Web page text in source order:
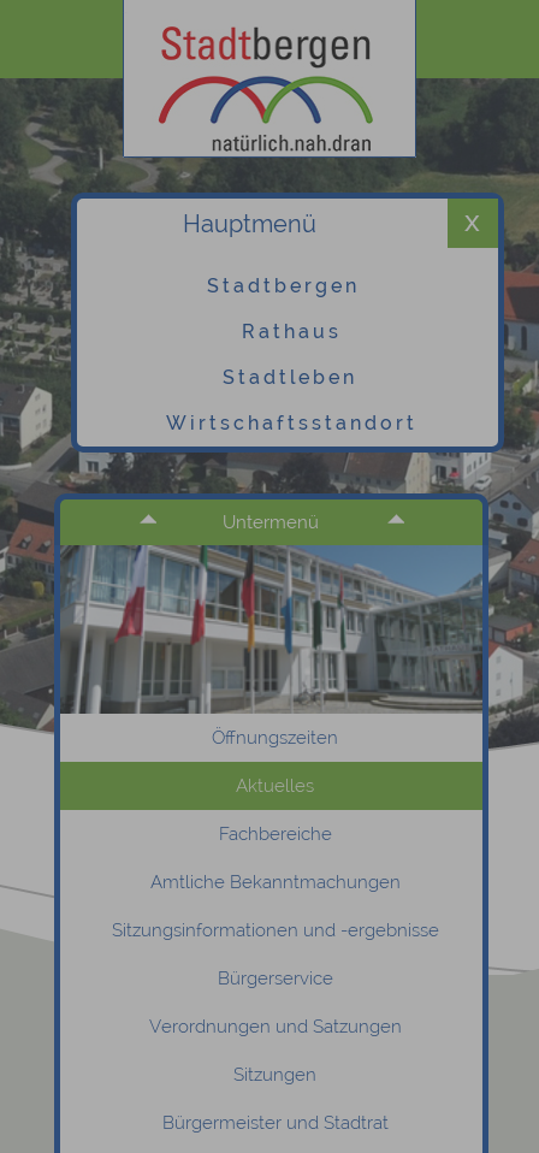
Hauptmenü
Stadtbergen
Rathaus
Stadtleben
Wirtschaftsstandort
Untermenü
Öffnungszeiten
Aktuelles
Fachbereiche
Amtliche Bekanntmachungen
Sitzungsinformationen und -ergebnisse
Bürgerservice
Verordnungen und Satzungen
Sitzungen
Bürgermeister und Stadtrat